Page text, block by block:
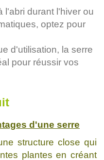
l'abri durant l'hiver ou
optez pour
d'utilisation, la serre
pour réussir vos
d'une serre
structure close qui
plantes en créant